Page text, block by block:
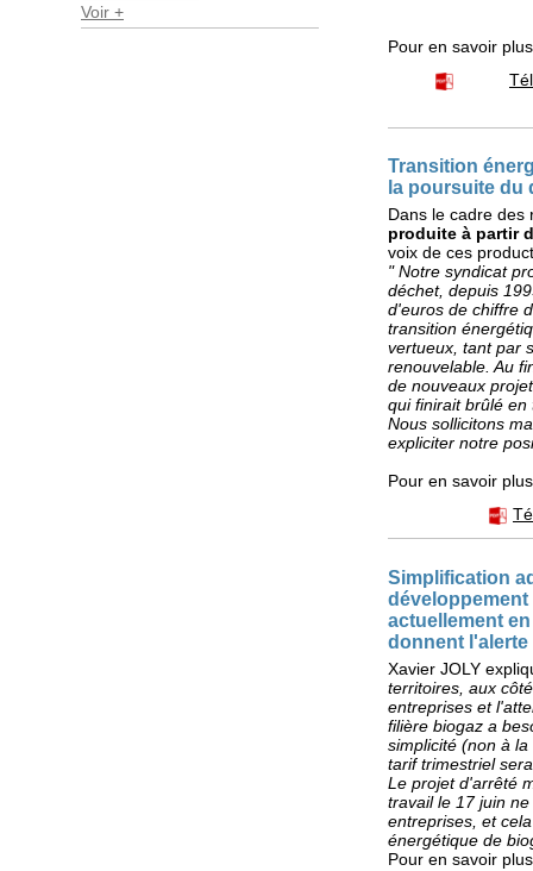
Voir +
Pour en savoir
Transition
la poursuite du
Dans le cadre
produite à partir
voix de ces
" Notre syndicat
déchet, depuis
d'euros de chiffre
transition
vertueux, tant par
renouvelable. Au
de nouveaux
qui finirait brûlé
Nous sollicitons
expliciter notre
Pour en savoir
Simplification
développement
actuellement
donnent l'alerte
Xavier JOLY
territoires, aux
entreprises et
filière biogaz a
simplicité (non à
tarif trimestriel
Le projet d'arrêté
travail le 17 juin
entreprises, et
énergétique de
Pour en savoir